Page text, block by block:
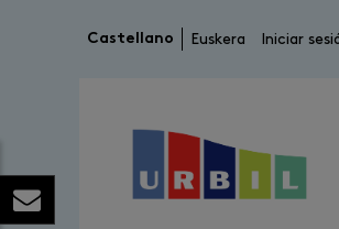
Castellano Euskera Menú de
Iniciar